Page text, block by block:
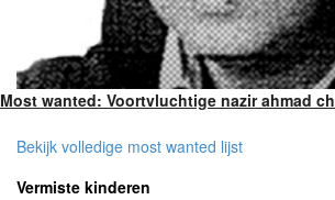
Most wanted: Voortvluchtige nazir ahmad
Bekijk volledige most wanted lijst
Vermiste kinderen